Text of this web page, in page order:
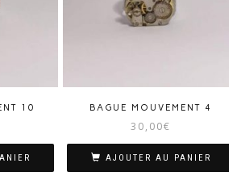
10 BAGUE MOUVEMENT 4
30,00€
AJOUTER AU PANIER